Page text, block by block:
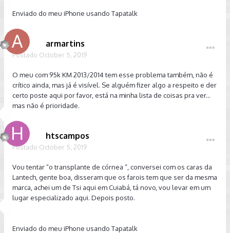
Enviado do meu iPhone usando Tapatalk
armartins
Postado October 5, 2019
O meu com 95k KM 2013/2014 tem esse problema também, não é
crítico ainda, mas já é visível. Se alguém fizer algo a respeito e der
certo poste aqui por favor, está na minha lista de coisas pra ver...
mas não é prioridade.
htscampos
Postado October 5, 2019
Vou tentar “o transplante de córnea “, conversei com os caras da
Lantech, gente boa, disseram que os farois tem que ser da mesma
marca, achei um de Tsi aqui em Cuiabá, tá novo, vou levar em um
lugar especializado aqui. Depois posto.
Enviado do meu iPhone usando Tapatalk